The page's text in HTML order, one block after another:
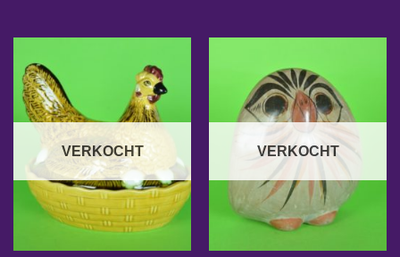
VERKOCHT VERKOCHT